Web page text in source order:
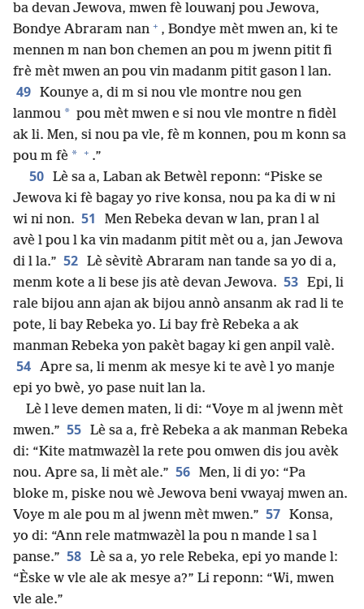
ba devan Jewova, mwen fè louwanj pou Jewova,
Bondye Abraram nan + , Bondye mèt mwen an, ki te
mennen m nan bon chemen an pou m jwenn pitit fi
frè mèt mwen an pou vin madanm pitit gason l lan.
49 Kounye a, di m si nou vle montre nou gen
lanmou * pou mèt mwen e si nou vle montre n fidèl
ak li. Men, si nou pa vle, fè m konnen, pou m konn sa
pou m fè * + .”
50 Lè sa a, Laban ak Betwèl reponn: “Piske se
Jewova ki fè bagay yo rive konsa, nou pa ka di w ni
wi ni non. 51
Men Rebeka devan w lan, pran l al
avè l pou l ka vin madanm pitit mèt ou a, jan Jewova
di l la.” 52 Lè sèvitè Abraram nan tande sa yo di a,
menm kote a li bese jis atè devan Jewova. 53 Epi, li
rale bijou ann ajan ak bijou annò ansanm ak rad li te
pote, li bay Rebeka yo. Li bay frè Rebeka a ak
manman Rebeka yon pakèt bagay ki gen anpil valè.
54 Apre sa, li menm ak mesye ki te avè l yo manje
epi yo bwè, yo pase nuit lan la.
Lè l leve demen maten, li di: “Voye m al jwenn mèt
mwen.” 55 Lè sa a, frè Rebeka a ak manman Rebeka
di: “Kite matmwazèl la rete pou omwen dis jou avèk
nou. Apre sa, li mèt ale.” 56 Men, li di yo: “Pa
bloke m, piske nou wè Jewova beni vwayaj mwen an.
Voye m ale pou m al jwenn mèt mwen.” 57 Konsa,
yo di: “Ann rele matmwazèl la pou n mande l sa l
panse.” 58 Lè sa a, yo rele Rebeka, epi yo mande l:
“Èske w vle ale ak mesye a?” Li reponn: “Wi, mwen
vle ale.”